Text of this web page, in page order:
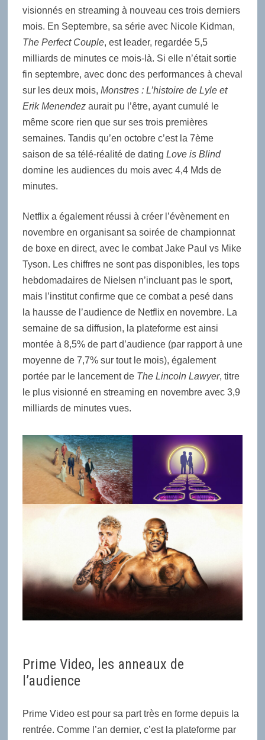
visionnés en streaming à nouveau ces trois derniers
mois. En Septembre, sa série avec Nicole Kidman,
The Perfect Couple, est leader, regardée 5,5
milliards de minutes ce mois-là. Si elle n’était sortie
fin septembre, avec donc des performances à cheval
sur les deux mois, Monstres : L’histoire de Lyle et
Erik Menendezaurait pu l’être, ayant cumulé le
même score rien que sur ses trois premières
semaines. Tandis qu’en octobre c’est la 7ème
saison de sa télé-réalité de dating Love is Blind
domine les audiences du mois avec 4,4 Mds de
minutes.
Netflix a également réussi à créer l’évènement en
novembre en organisant sa soirée de championnat
de boxe en direct, avec le combat Jake Paul vs Mike
Tyson. Les chiffres ne sont pas disponibles, les tops
hebdomadaires de Nielsen n’incluant pas le sport,
mais l’institut confirme que ce combat a pesé dans
la hausse de l’audience de Netflix en novembre. La
semaine de sa diffusion, la plateforme est ainsi
montée à 8,5% de part d’audience (par rapport à une
moyenne de 7,7% sur tout le mois), également
portée par le lancement de The Lincoln Lawyer, titre
le plus visionné en streaming en novembre avec 3,9
milliards de minutes vues.
Prime Video, les anneaux de
l’audience
Prime Video est pour sa part très en forme depuis la
rentrée. Comme l’an dernier, c’est la plateforme par